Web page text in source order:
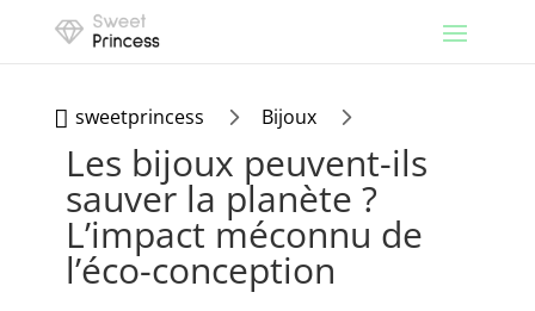
 sweetprincess 5 Bijoux 5
Les bijoux peuvent-ils
sauver la planète ?
L’impact méconnu de
l’éco-conception